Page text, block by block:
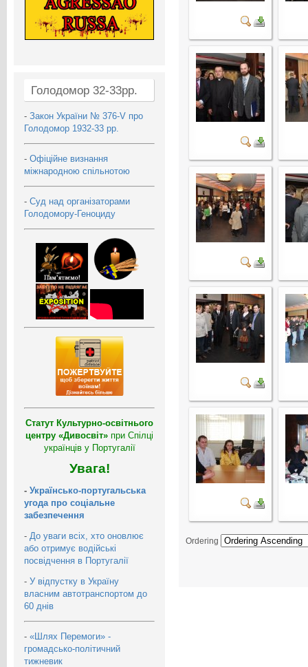
Голодомор 32-33рр.
- Закон України № 376-V про
Голодомор 1932-33 рр.
- Офіційне визнання
міжнародною спільнотою
- Суд над організаторами
Голодомору-Геноциду
Статут Культурно-освітнього
центру «Дивосвіт» при Спілці
українців у Португалії
Увага!
- Українсько-португальська
угода про соціальне
забезпечення
- До уваги всіх, хто оновлює
або отримує водійські
посвідчення в Португалії
- У відпустку в Україну
власним автотранспортом до
60 днів
- «Шлях Перемоги» -
громадсько-політичний
тижневик
Ordering